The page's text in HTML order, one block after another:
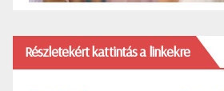
Részletekért kattintás a linkekre